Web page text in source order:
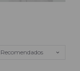
Recomendados